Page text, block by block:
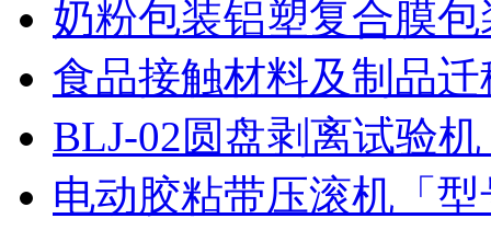
奶粉包装铝塑复合膜
食品接触材料及制品
BLJ-02圆盘剥离试验
电动胶粘带压滚机「